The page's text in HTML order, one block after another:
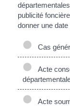
publicité
donner une
Cas
Acte
Acte